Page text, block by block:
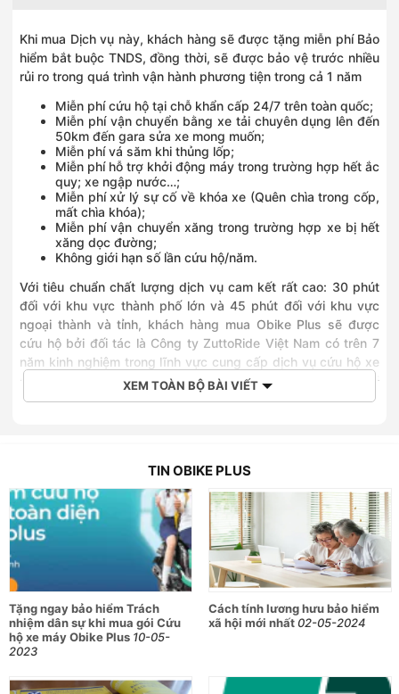
Khi mua Dịch vụ này, khách hàng sẽ được tặng miễn phí Bảo
hiểm bắt buộc TNDS, đồng thời, sẽ được bảo vệ trước nhiều
rủi ro trong quá trình vận hành phương tiện trong cả 1 năm
Miễn phí cứu hộ tại chỗ khẩn cấp 24/7 trên toàn quốc;
Miễn phí vận chuyển bằng xe tải chuyên dụng lên đến
50km đến gara sửa xe mong muốn;
Miễn phí vá săm khi thủng lốp;
Miễn phí hỗ trợ khởi động máy trong trường hợp hết ắc
quy; xe ngập nước…;
Miễn phí xử lý sự cố về khóa xe (Quên chìa trong cốp,
mất chìa khóa);
Miễn phí vận chuyển xăng trong trường hợp xe bị hết
xăng dọc đường;
Không giới hạn số lần cứu hộ/năm.
Với tiêu chuẩn chất lượng dịch vụ cam kết rất cao: 30 phút
đối với khu vực thành phố lớn và 45 phút đối với khu vực
ngoại thành và tỉnh, khách hàng mua Obike Plus sẽ được
cứu hộ bởi đối tác là Công ty ZuttoRide Việt Nam có trên 7
năm kinh nghiệm trong lĩnh vực cung cấp dịch vụ cứu hộ xe
máy và moto tại Việt Nam và trên 20 năm kinh nghiệm tại
Nhật Bản. Khi xảy ra sự cố, chỉ cần liên hệ hotline 1900 96 96
đến hết sức thuận lợi và ưu đãi cho quý khách hàng tới mua
gói Bảo hiểm bắt buộc TNDS và Dịch vụ Cứu hộ Obike Plus,
sở hữu ngay cho mình “lá chắn” hoàn hảo để được bảo vệ
toàn diện trên mọi hành trình!
XEM TOÀN BỘ BÀI VIẾT
TIN OBIKE PLUS
Tặng ngay bảo hiểm Trách
nhiệm dân sự khi mua gói Cứu
hộ xe máy Obike Plus 10-05-
2023
Cách tính lương hưu bảo hiểm
xã hội mới nhất02-05-2024